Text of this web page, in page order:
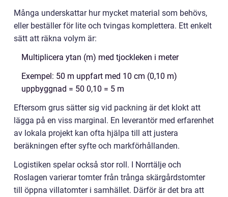
Många underskattar hur mycket material som behövs,
eller beställer för lite och tvingas komplettera. Ett enkelt
sätt att räkna volym är:
Multiplicera ytan (m) med tjockleken i meter
Exempel: 50 m uppfart med 10 cm (0,10 m)
uppbyggnad = 50 0,10 = 5 m
Eftersom grus sätter sig vid packning är det klokt att
lägga på en viss marginal. En leverantör med erfarenhet
av lokala projekt kan ofta hjälpa till att justera
beräkningen efter syfte och markförhållanden.
Logistiken spelar också stor roll. I Norrtälje och
Roslagen varierar tomter från trånga skärgårdstomter
till öppna villatomter i samhället. Därför är det bra att